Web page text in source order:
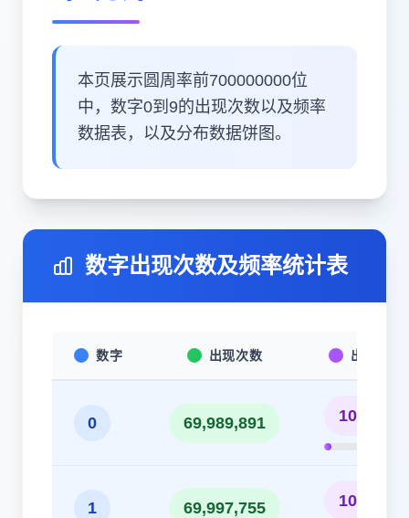
本页展示圆周率前700000000位
中，数字0到9的出现次数以及频率
数据表，以及分布数据饼图。
数字出现次数及频率统计表
数字 出现次数 出现频率
0 69,989,891 10.00%
1 69,997,755 10.00%